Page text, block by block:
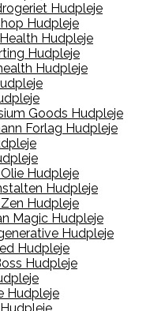
Hudpleje
Hudpleje
Hudpleje
Hudpleje
Hudpleje
Goods Hudpleje
Forlag Hudpleje
Hudpleje
Hudpleje
Hudpleje
Magic Hudpleje
Hudpleje
Hudpleje
Hudpleje
Hudpleje